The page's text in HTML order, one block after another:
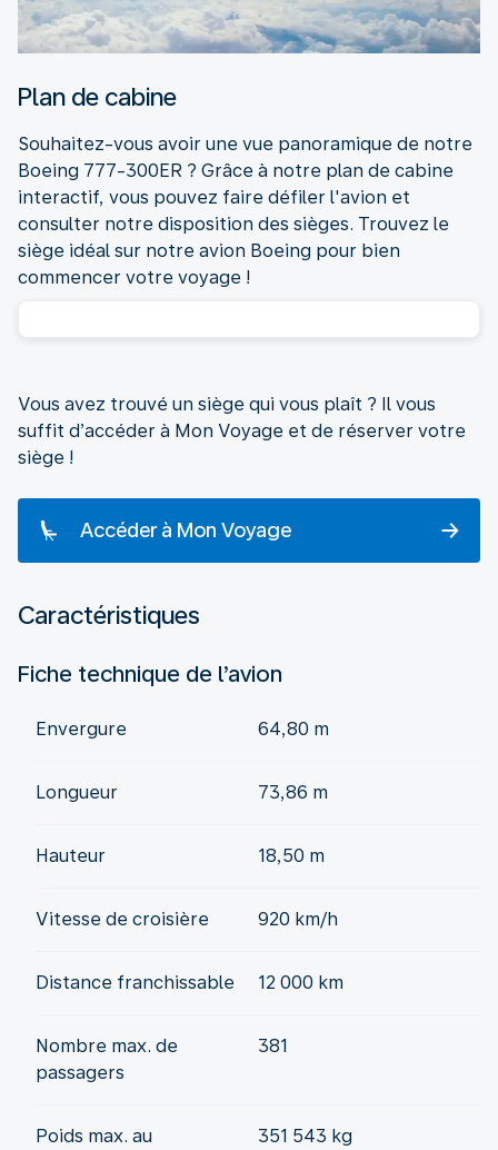
Plan de cabine
Souhaitez-vous avoir une vue panoramique de notre
Boeing 777-300ER ? Grâce à notre plan de cabine
interactif, vous pouvez faire défiler l'avion et
consulter notre disposition des sièges. Trouvez le
siège idéal sur notre avion Boeing pour bien
commencer votre voyage !
Vous avez trouvé un siège qui vous plaît ? Il vous
suffit d’accéder à Mon Voyage et de réserver votre
siège !
Accéder à Mon Voyage
Caractéristiques
Fiche technique de l’avion
Envergure 64,80 m
Longueur 73,86 m
Hauteur 18,50 m
Vitesse de croisière 920 km/h
Distance franchissable 12 000 km
Nombre max. de
passagers
381
Poids max. au
351 543 kg